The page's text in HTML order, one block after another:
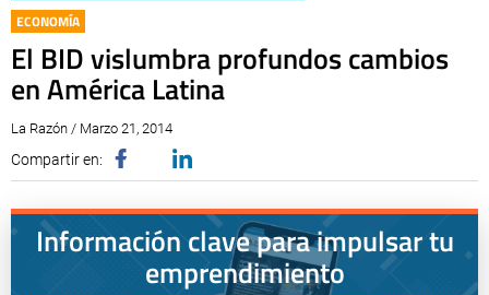
ECONOMÍA
El BID vislumbra profundos cambios
en América Latina
La Razón / Marzo 21, 2014
Compartir en:
Información clave para impulsar tu
emprendimiento